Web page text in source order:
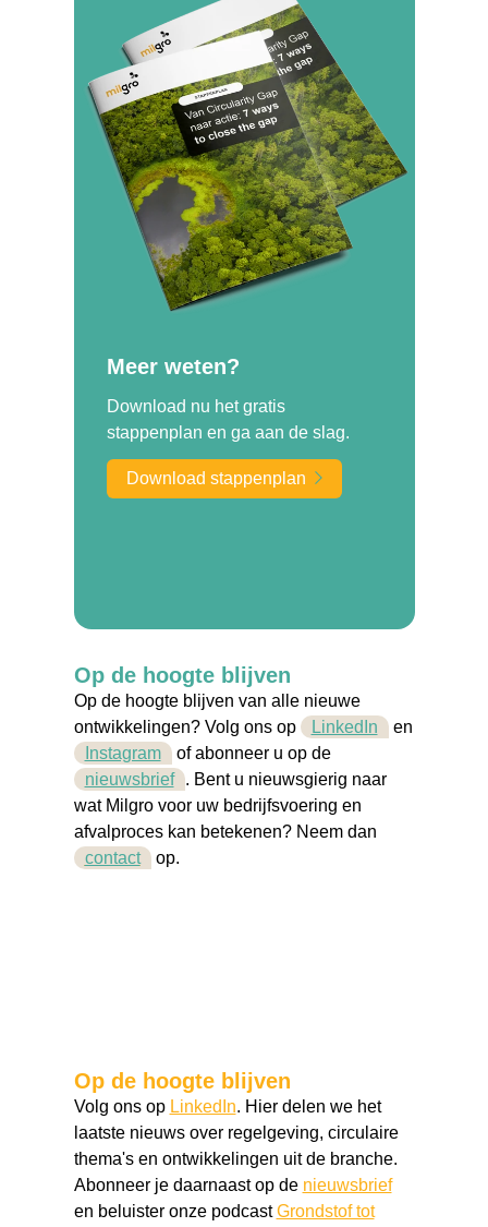
Meer weten?
Download nu het gratis
stappenplan en ga aan de slag.
Download stappenplan
Op de hoogte blijven
Op de hoogte blijven van alle nieuwe
ontwikkelingen? Volg ons op
LinkedIn
en
Instagram
of abonneer u op de
nieuwsbrief . Bent u nieuwsgierig naar
wat Milgro voor uw bedrijfsvoering en
afvalproces kan betekenen? Neem dan
contact op.
Op de hoogte blijven
Volg ons op LinkedIn. Hier delen we het
laatste nieuws over regelgeving, circulaire
thema's en ontwikkelingen uit de branche.
Abonneer je daarnaast op de nieuwsbrief
en beluister onze podcastGrondstof tot